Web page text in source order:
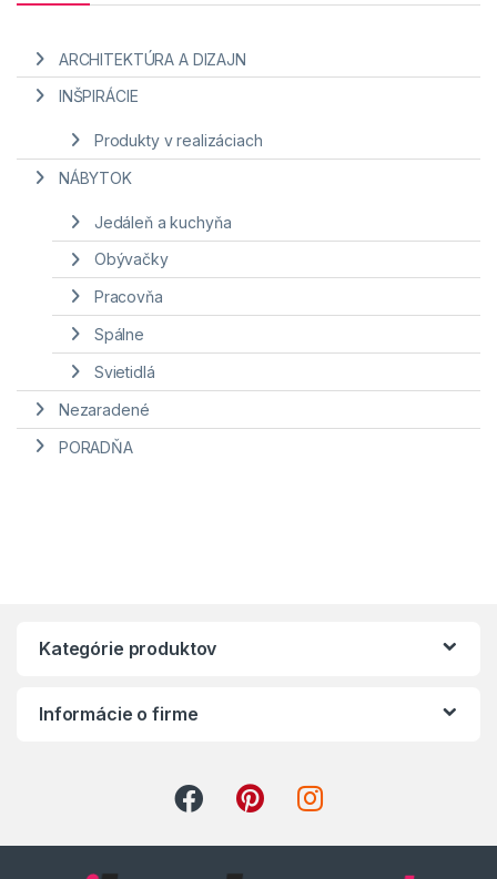
ARCHITEKTÚRA A DIZAJN
INŠPIRÁCIE
Produkty v realizáciach
NÁBYTOK
Jedáleň a kuchyňa
Obývačky
Pracovňa
Spálne
Svietidlá
Nezaradené
PORADŇA
Kategórie produktov
Informácie o firme